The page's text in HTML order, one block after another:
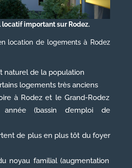
locatif important sur Rodez.
location de logements à Rodez
naturel de la population
logements très anciens
à Rodez et le Grand-Rodez
(bassin d’emploi de
de plus en plus tôt du foyer
noyau familial (augmentation